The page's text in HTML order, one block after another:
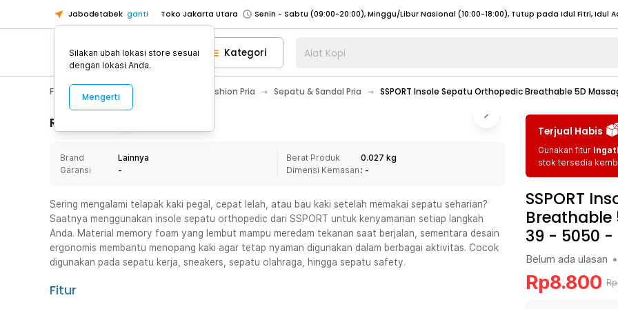
Jabodetabek ganti Toko Jakarta Utara
Toko Tangerang
Toko Cikupa
Pick n Go Jakarta Barat
Senin - Jumat (07:00 - 20:00), Sabtu - Minggu (08:00 - 20:00), Tutup pada Idul Fitri
Pick n Go Bekasi
Senin - Jumat (08:00 - 20:00), Sabtu - Minggu/ Libur Nasional (08:00 - 17:00) Selengkapnya
Senin - Jumat (08:00 - 20:00), Sabtu - Minggu/ Libur Nasional (08:00 - 17:00) Selengkapnya
Senin - Sabtu (09:00-20:00), Minggu/Libur Nasional (12:00-20:00), Tutup pada Idul Fitri
Senin - Sabtu (09:00-20:00), Minggu/Libur Nasional (12:00-20:00), Tutup pada Idul Fitri
Toko Tangerang
Toko Cikupa
Pick n Go Jakarta Barat
Senin - Jumat (07:00 - 20:00), Sabtu - Minggu (08:00 - 20:00), Tutup pada Idul Fitri
Pick n Go Bekasi
Senin - Jumat (08:00 - 20:00), Sabtu - Minggu/ Libur Nasional (08:00 - 17:00) Selengkapnya
Senin - Jumat (08:00 - 20:00), Sabtu - Minggu/ Libur Nasional (08:00 - 17:00) Selengkapnya
Kategori Alat Kopi
Fashion, Make Up & Beauty Care Fashion Pria Sepatu & Sandal Pria SSPORT Insole Sepatu Orthopedic Breathable 5D
Rincian Produk
Brand
Lainnya
Garansi
-
Berat Produk
0.027 kg
Dimensi Kemasan : -
Sering mengalami telapak kaki pegal, cepat lelah, atau bau kaki setelah memakai sepatu seharian?
Saatnya menggunakan insole sepatu orthopedic dari SSPORT untuk kenyamanan setiap langkah
Anda. Material memory foam yang lembut mampu meredam tekanan saat berjalan, sementara desain
ergonomis membantu menopang kaki agar tetap nyaman digunakan dalam berbagai aktivitas. Cocok
digunakan pada sepatu kerja, sneakers, sepatu olahraga, hingga sepatu safety.
Fitur
Terjual Habis
Gunakan fitur
stok tersedia
SSPORT
Breathable
39 - 5050 -
Belum ada ulasan •
Rp8.800 Rp
Silakan ubah lokasi store sesuai
dengan lokasi Anda.
Mengerti